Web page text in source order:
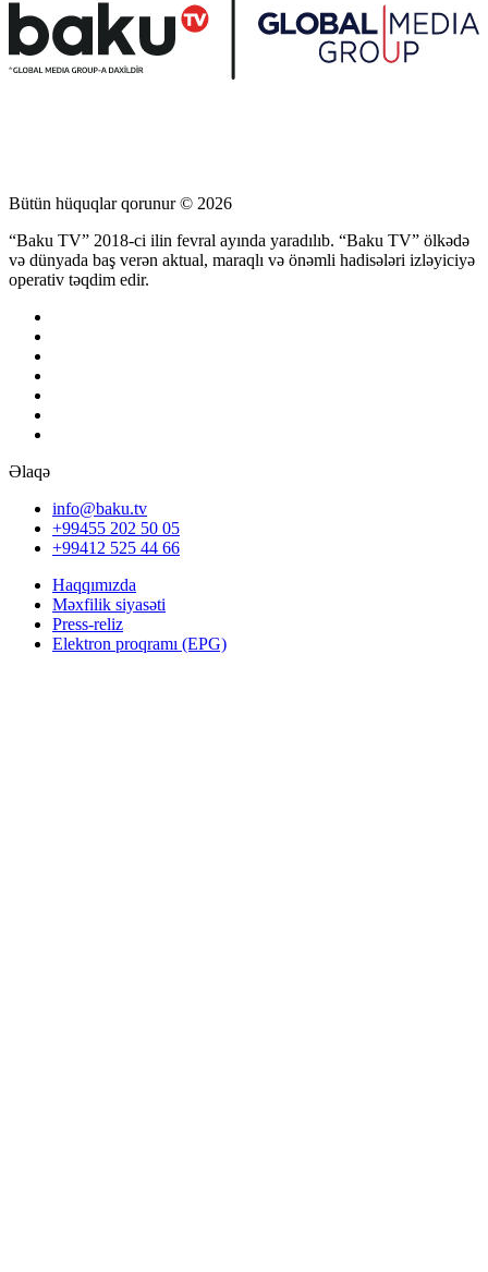
Bütün hüquqlar qorunur © 2026
“Baku TV” 2018-ci ilin fevral ayında yaradılıb. “Baku TV” ölkədə
və dünyada baş verən aktual, maraqlı və önəmli hadisələri izləyiciyə
operativ təqdim edir.
Əlaqə
info@baku.tv
+99455 202 50 05
+99412 525 44 66
Haqqımızda
Məxfilik siyasəti
Press-reliz
Elektron proqramı (EPG)